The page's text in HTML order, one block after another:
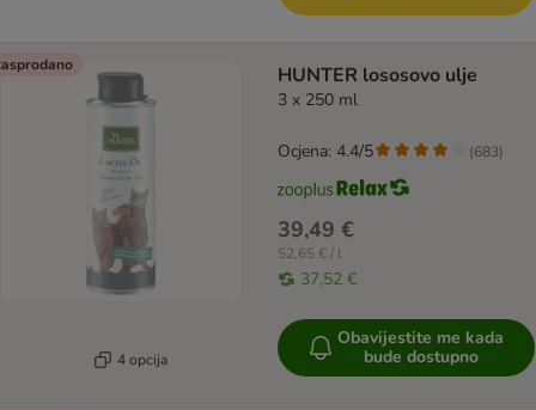
4 opcija
HUNTER lososovo ulje
3 x 250 ml
39,49 €
52,65 € / l
37,52 €
Ocjena: 4.4/5 (683)
Obavijestite me kada
bude dostupno